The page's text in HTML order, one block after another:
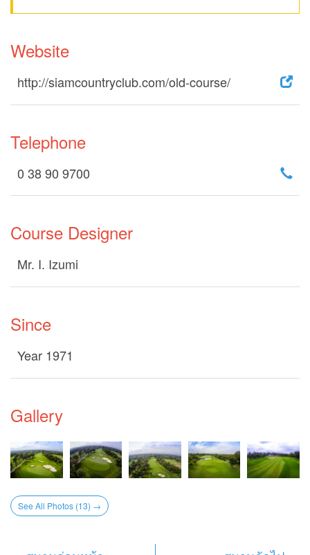
Website
http://siamcountryclub.com/old-course/
Telephone
0 38 90 9700
Course Designer
Mr. I. Izumi
Since
Year 1971
Gallery
See All Photos (13) →